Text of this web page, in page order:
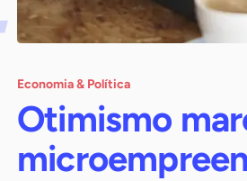
Economia & Política
Otimismo